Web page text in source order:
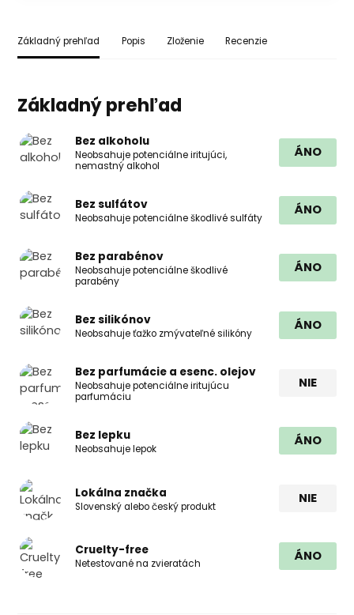
Základný prehľad Popis Zloženie Recenzie
Základný prehľad
Bez alkoholu
Neobsahuje potenciálne iritujúci,
nemastný alkohol
ÁNO
Bez sulfátov
Neobsahuje potenciálne škodlivé sulfáty
ÁNO
Bez parabénov
Neobsahuje potenciálne škodlivé
parabény
ÁNO
Bez silikónov
Neobsahuje ťažko zmývateľné silikóny
ÁNO
Bez parfumácie a esenc. olejov
Neobsahuje potenciálne iritujúcu
parfumáciu
NIE
Bez lepku
Neobsahuje lepok
ÁNO
Lokálna značka
Slovenský alebo český produkt
NIE
Cruelty-free
Netestované na zvieratách
ÁNO